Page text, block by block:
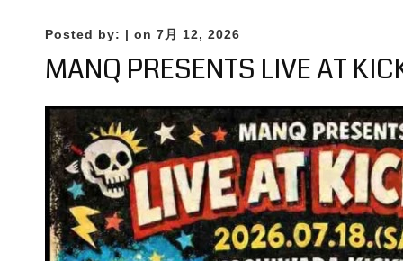
Posted by: | on 7月 12, 2026
MANQ PRESENTS LIVE AT